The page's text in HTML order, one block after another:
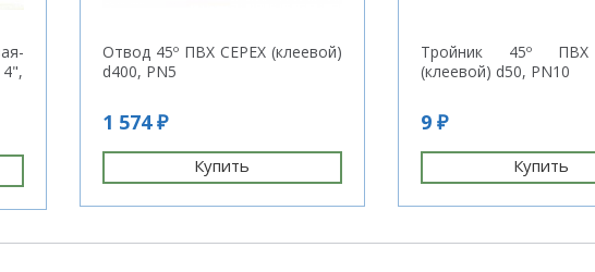
Отвод 45º ПВХ CEPEX (клеевой)
d400, PN5
1 574 ₽
Купить
Тройник 45º ПВХ
(клеевой) d50, PN10
9 ₽
Купить